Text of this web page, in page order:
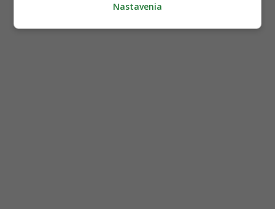
Nastavenia